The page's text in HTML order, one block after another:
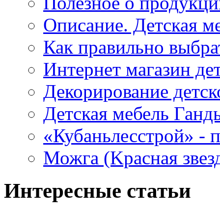
Описание. Детская
Как правильно
Интернет магазин
Декорирование
Детская мебель
«Кубаньлесстрой» -
Можга (Kрасная
Интересные статьи